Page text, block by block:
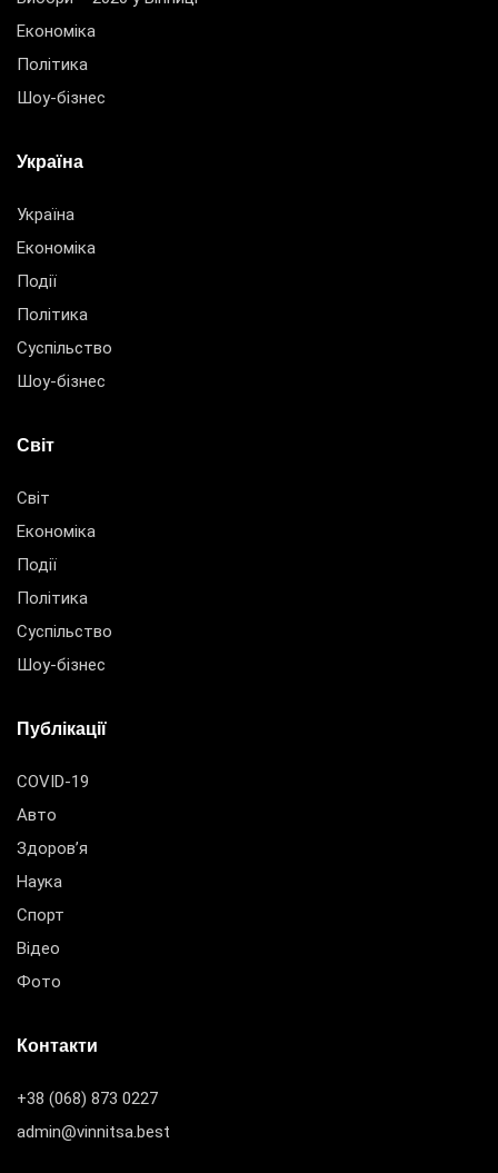
Економіка
Політика
Шоу-бізнес
Україна
Україна
Економіка
Події
Політика
Суспільство
Шоу-бізнес
Світ
Світ
Економіка
Події
Політика
Суспільство
Шоу-бізнес
Публікації
COVID-19
Авто
Здоров’я
Наука
Спорт
Відео
Фото
Контакти
+38 (068) 873 0227
admin@vinnitsa.best